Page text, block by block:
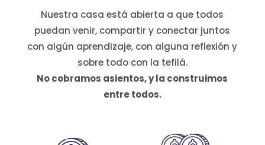
Nuestra casa está abierta a que todos
puedan venir, compartir y conectar juntos
con algún aprendizaje, con alguna reflexión y
sobre todo con la tefilá.
No cobramos asientos, y la construimos
entre todos.